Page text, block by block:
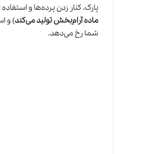
پارک، کنار زدن پرده‌ها و
ماده آرام‌بخش تولید می‌کند) و
شما رخ می‌دهد.